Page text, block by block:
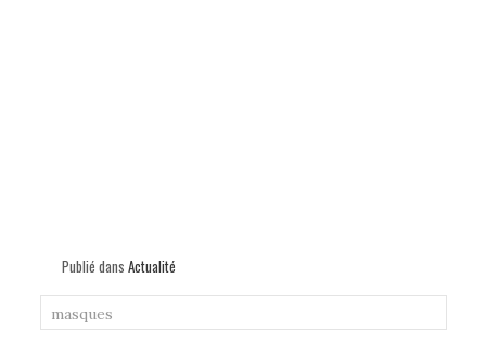
Publié dans Actualité
masques